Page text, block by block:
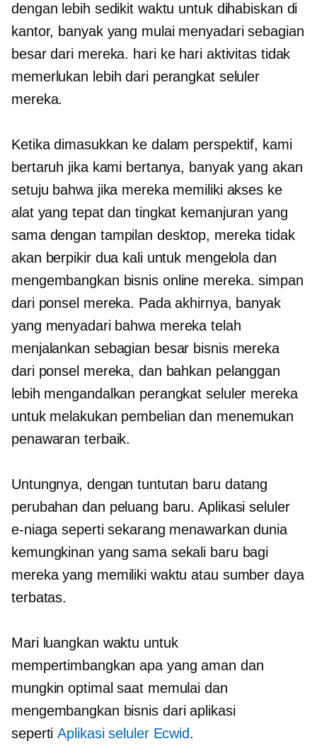
dengan lebih sedikit waktu untuk dihabiskan di
kantor, banyak yang mulai menyadari sebagian
besar dari mereka. hari ke hariaktivitas tidak
memerlukan lebih dari perangkat seluler
mereka.
Ketika dimasukkan ke dalam perspektif, kami
bertaruh jika kami bertanya, banyak yang akan
setuju bahwa jika mereka memiliki akses ke
alat yang tepat dan tingkat kemanjuran yang
sama dengan tampilan desktop, mereka tidak
akan berpikir dua kali untuk mengelola dan
mengembangkan bisnis online mereka. simpan
dari ponsel mereka. Pada akhirnya, banyak
yang menyadari bahwa mereka telah
menjalankan sebagian besar bisnis mereka
dari ponsel mereka, dan bahkan pelanggan
lebih mengandalkan perangkat seluler mereka
untuk melakukan pembelian dan menemukan
penawaran terbaik.
Untungnya, dengan tuntutan baru datang
perubahan dan peluang baru. Aplikasi seluler
e-niaga seperti sekarang menawarkan dunia
kemungkinan yang sama sekali baru bagi
mereka yang memiliki waktu atau sumber daya
terbatas.
Mari luangkan waktu untuk
mempertimbangkan apa yang aman dan
mungkin optimal saat memulai dan
mengembangkan bisnis dari aplikasi
sepertiAplikasi seluler Ecwid.